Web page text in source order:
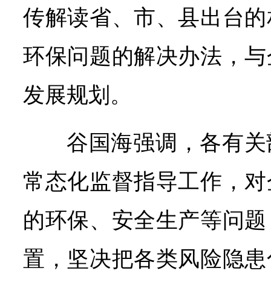
传解读省、市、县出台
环保问题的解决办法，
发展规划。
谷国海强调，各有
常态化监督指导工作，
的环保、安全生产等问
置，坚决把各类风险隐